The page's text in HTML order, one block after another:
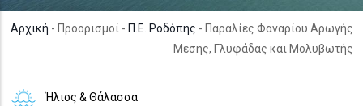
Αρχική - Προορισμοί - Π.Ε. Ροδόπης - Παραλίες Φαναρίου Αρωγής
Μεσης, Γλυφάδας και Μολυβωτής
Ήλιος & Θάλασσα